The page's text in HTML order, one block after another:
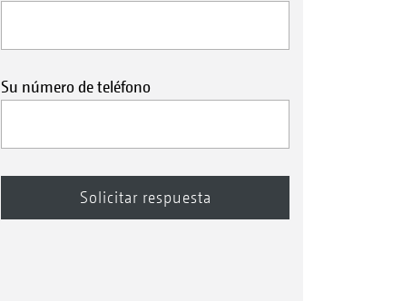
Su número de teléfono